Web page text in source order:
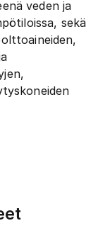
veden ja
sekä